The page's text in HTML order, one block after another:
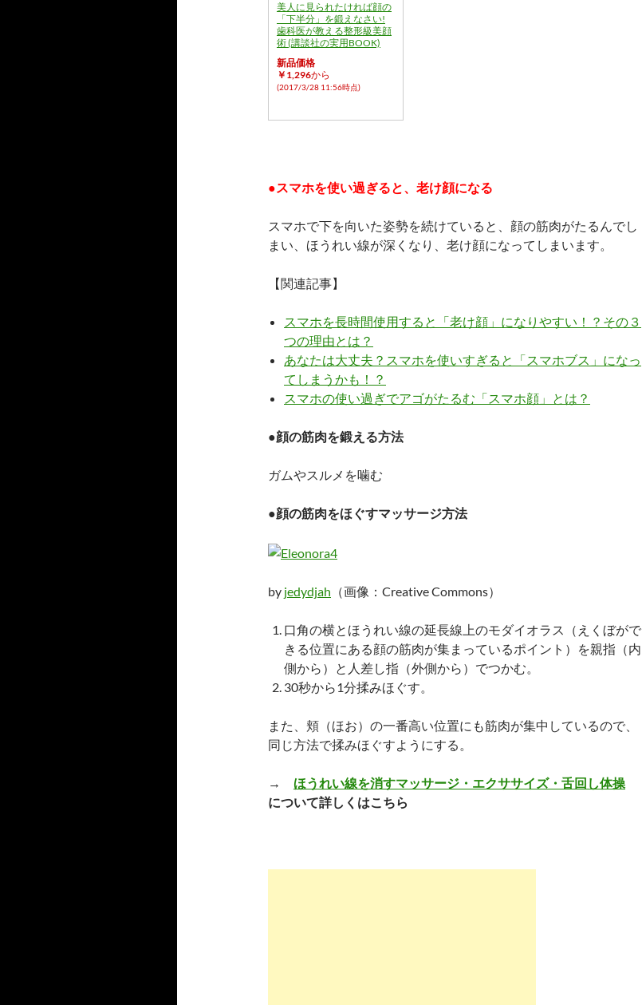
美人に見られたければ顔の
「下半分」を鍛えなさい!
歯科医が教える整形級美顔
術 (講談社の実用BOOK)
新品価格
￥1,296から
(2017/3/28 11:56時点)
●スマホを使い過ぎると、老け顔になる
スマホで下を向いた姿勢を続けていると、顔の筋肉がたるんでし
まい、ほうれい線が深くなり、老け顔になってしまいます。
【関連記事】
スマホを長時間使用すると「老け顔」になりやすい！？その３
つの理由とは？
あなたは大丈夫？スマホを使いすぎると「スマホブス」になっ
てしまうかも！？
スマホの使い過ぎでアゴがたるむ「スマホ顔」とは？
●顔の筋肉を鍛える方法
ガムやスルメを噛む
●顔の筋肉をほぐすマッサージ方法
by jedydjah （画像：Creative Commons）
口角の横とほうれい線の延長線上のモダイオラス（えくぼがで
きる位置にある顔の筋肉が集まっているポイント）を親指（内
側から）と人差し指（外側から）でつかむ。
30秒から1分揉みほぐす。
また、頬（ほお）の一番高い位置にも筋肉が集中しているので、
同じ方法で揉みほぐすようにする。
→ ほうれい線を消すマッサージ・エクササイズ・舌回し体操
について詳しくはこちら